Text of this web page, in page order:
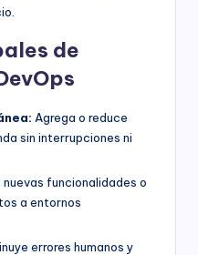
de
Agrega o reduce
sin interrupciones ni
nuevas funcionalidades o
a entornos
errores humanos y